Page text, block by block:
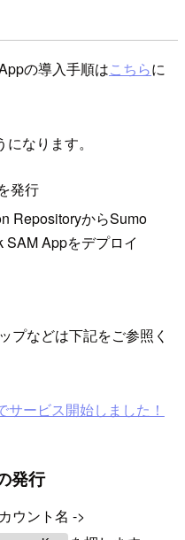
の導入手順はこちらに
なります。
発行
RepositoryからSumo
SAM Appをデプロイ
プなどは下記をご参照く
ービス開始しました！
発行
ウント名 ->